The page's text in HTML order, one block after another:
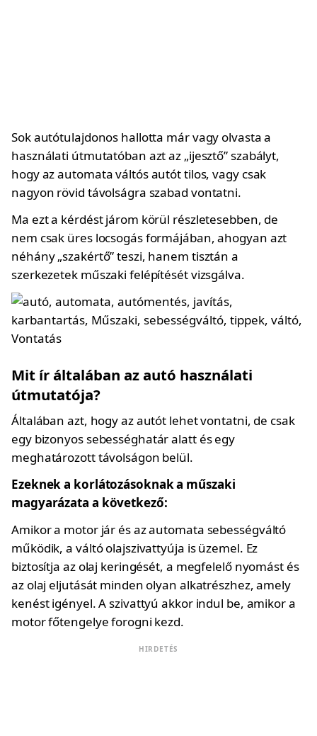
Sok autótulajdonos hallotta már vagy olvasta a
használati útmutatóban azt az „ijesztő” szabályt,
hogy az automata váltós autót tilos, vagy csak
nagyon rövid távolságra szabad vontatni.
Ma ezt a kérdést járom körül részletesebben, de
nem csak üres locsogás formájában, ahogyan azt
néhány „szakértő” teszi, hanem tisztán a
szerkezetek műszaki felépítését vizsgálva.
Mit ír általában az autó használati
útmutatója?
Általában azt, hogy az autót lehet vontatni, de csak
egy bizonyos sebességhatár alatt és egy
meghatározott távolságon belül.
Ezeknek a korlátozásoknak a műszaki
magyarázata a következő:
Amikor a motor jár és az automata sebességváltó
működik, a váltó olajszivattyúja is üzemel. Ez
biztosítja az olaj keringését, a megfelelő nyomást és
az olaj eljutását minden olyan alkatrészhez, amely
kenést igényel. A szivattyú akkor indul be, amikor a
motor főtengelye forogni kezd.
HIRDETÉS